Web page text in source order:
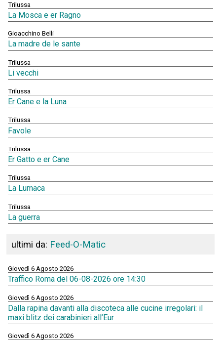
Trilussa
La Mosca e er Ragno
Gioacchino Belli
La madre de le sante
Trilussa
Li vecchi
Trilussa
Er Cane e la Luna
Trilussa
Favole
Trilussa
Er Gatto e er Cane
Trilussa
La Lumaca
Trilussa
La guerra
ultimi da: Feed-O-Matic
Giovedì 6 Agosto 2026
Traffico Roma del 06-08-2026 ore 14:30
Giovedì 6 Agosto 2026
Dalla rapina davanti alla discoteca alle cucine irregolari: il
maxi blitz dei carabinieri all’Eur
Giovedì 6 Agosto 2026